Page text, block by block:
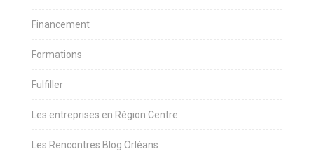
Financement
Formations
Fulfiller
Les entreprises en Région Centre
Les Rencontres Blog Orléans